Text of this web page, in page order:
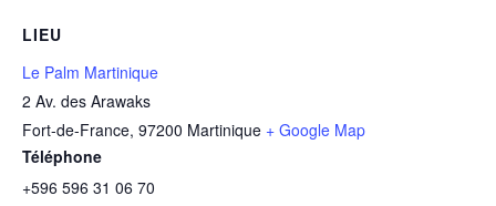
LIEU
Le Palm Martinique
2 Av. des Arawaks
Fort-de-France, 97200 Martinique + Google Map
Téléphone
+596 596 31 06 70